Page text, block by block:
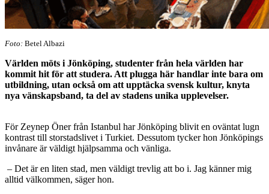
Foto: Betel Albazi
Världen möts i Jönköping, studenter från hela världen har
kommit hit för att studera. Att plugga här handlar inte bara om
utbildning, utan också om att upptäcka svensk kultur, knyta
nya vänskapsband, ta del av stadens unika upplevelser.
För Zeynep Öner från Istanbul har Jönköping blivit en oväntat lugn
kontrast till storstadslivet i Turkiet. Dessutom tycker hon Jönköpings
invånare är väldigt hjälpsamma och vänliga.
– Det är en liten stad, men väldigt trevlig att bo i. Jag känner mig
alltid välkommen, säger hon.